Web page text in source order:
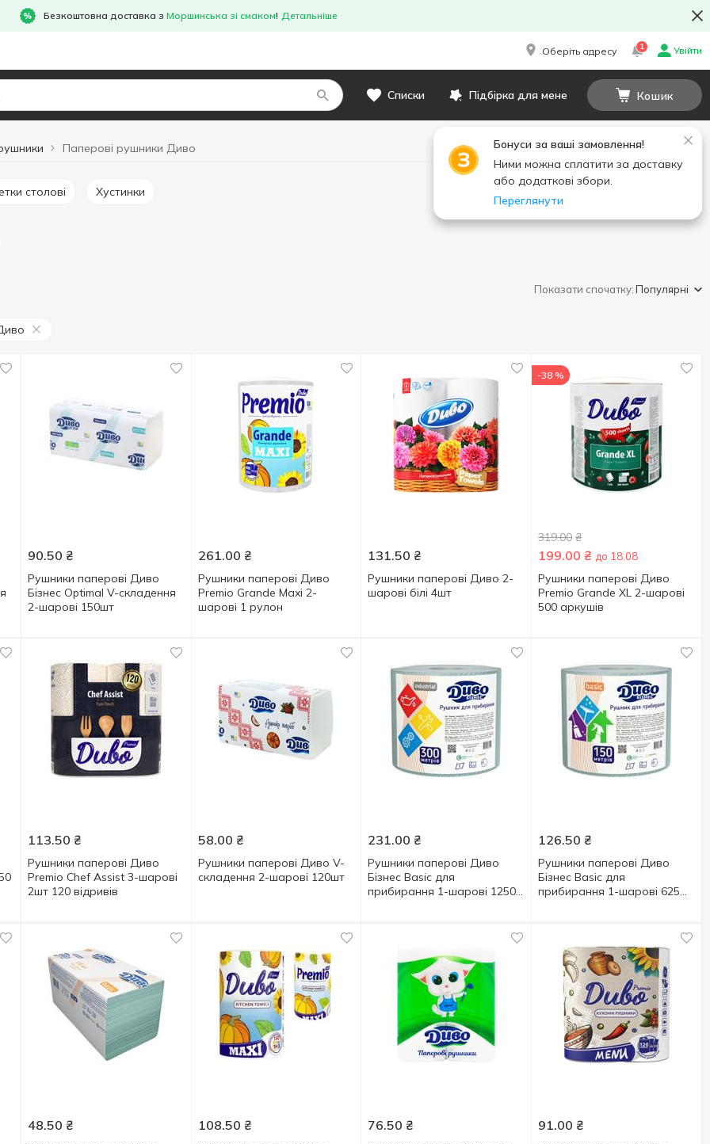
Безкоштовна доставка з Моршинська зі смаком! Детальніше
Оберіть адресу 1 Увійти
Списки Підбірка для мене Кошик
Бонуси за ваші замовлення!
Ними можна сплатити за доставку
або додаткові збори.
Переглянути
Паперові рушники Диво
столові Хустинки
Показати спочатку:Популярні
90.50 ₴
Рушники паперові Диво
Бізнес Optimal V-складення
2-шарові 150шт
261.00 ₴
Рушники паперові Диво
Premio Grande Maxi 2-
шарові 1 рулон
131.50 ₴
Рушники паперові Диво 2-
шарові білі 4шт
-38 %
319.00 ₴
199.00 ₴ до 18.08
Рушники паперові Диво
Premio Grande XL 2-шарові
500 аркушів
113.50 ₴
Рушники паперові Диво
Premio Chef Assist 3-шарові
2шт 120 відривів
58.00 ₴
Рушники паперові Диво V-
складення 2-шарові 120шт
231.00 ₴
Рушники паперові Диво
Бізнес Basic для
прибирання 1-шарові 1250
126.50 ₴
Рушники паперові Диво
Бізнес Basic для
прибирання 1-шарові 625
48.50 ₴ 108.50 ₴ 76.50 ₴ 91.00 ₴